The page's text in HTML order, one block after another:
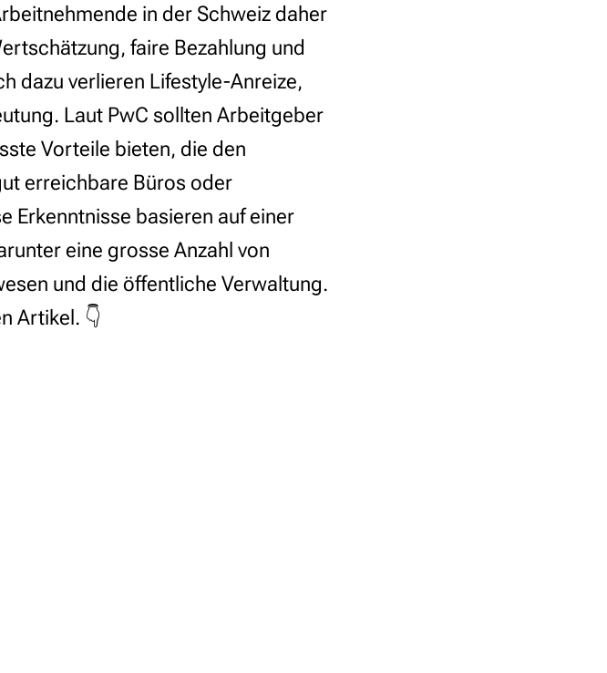
in der Schweiz daher
faire Bezahlung und
dazu verlieren Lifestyle-Anreize,
Laut PwC sollten Arbeitgeber
Vorteile bieten, die den
erreichbare Büros oder
Erkenntnisse basieren auf einer
eine grosse Anzahl von
und die öffentliche Verwaltung.
Artikel. 👇